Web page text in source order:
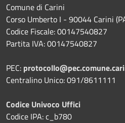
Comune di Carini
Corso Umberto I - 90044 Carini
Codice Fiscale: 00147540827
Partita IVA: 00147540827
PEC:
Centralino Unico: 091/8611111
Codice Univoco Uffici
Codice IPA: c_b780